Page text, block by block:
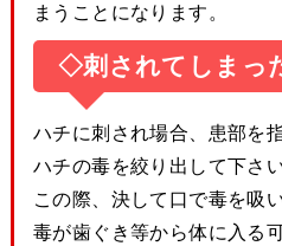
まうことになります。
◇刺されてしまっ
ハチに刺され場合、患部を
ハチの毒を絞り出して下さい
この際、決して口で毒を吸
毒が歯ぐき等から体に入る